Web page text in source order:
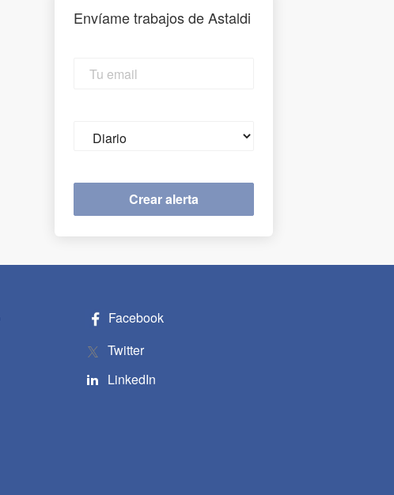
Envíame trabajos de Astaldi
email
frequency
Facebook
Twitter
LinkedIn